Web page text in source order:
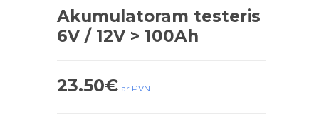
Akumulatoram testeris
6V / 12V > 100Ah
23.50€ ar PVN